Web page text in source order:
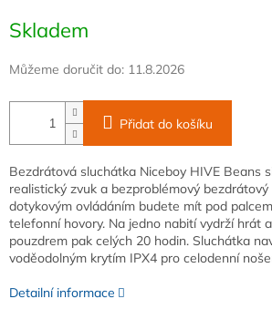
cena:
Skladem
Můžeme doručit do: 11.8.2026
Přidat do košíku
Bezdrátová sluchátka Niceboy HIVE Beans
realistický zvuk a bezproblémový
dotykovým ovládáním budete mít pod
telefonní hovory. Na jedno nabití vydrží hrát
pouzdrem pak celých 20 hodin. Sluchátka
voděodolným krytím IPX4 pro celodenní
Detailní informace